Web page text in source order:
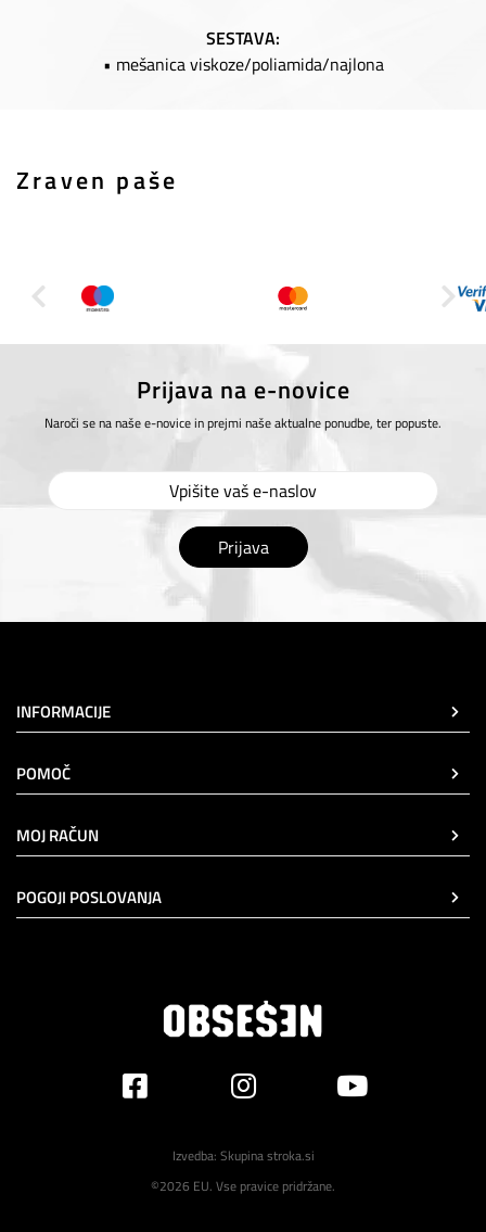
SESTAVA:
• mešanica viskoze/poliamida/najlona
Zraven paše
Prijava na e-novice
Naroči se na naše e-novice in prejmi naše aktualne ponudbe, ter popuste.
Prijava
INFORMACIJE
POMOČ
MOJ RAČUN
POGOJI POSLOVANJA
Izvedba: Skupina stroka.si
©2026 EU. Vse pravice pridržane.